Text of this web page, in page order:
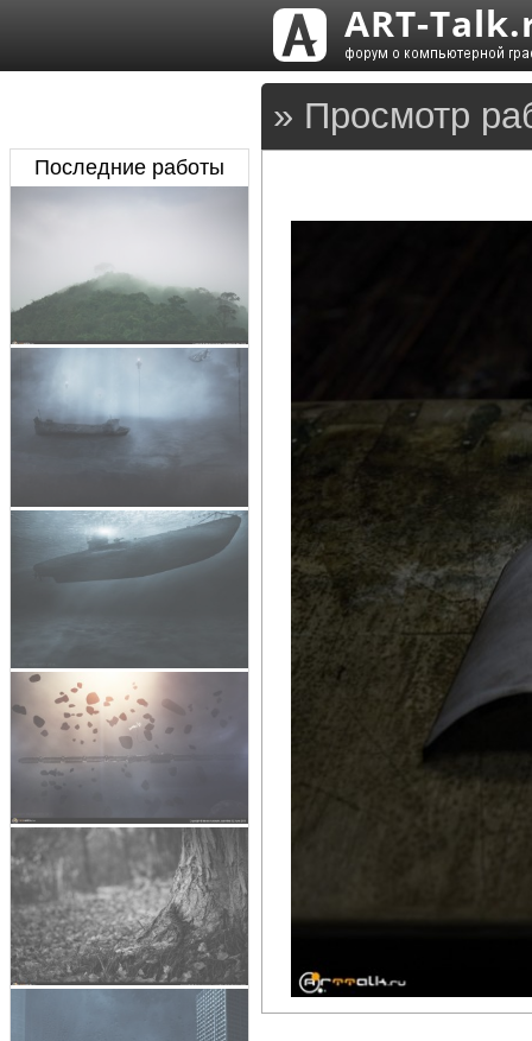
» Просмотр
Последние работы